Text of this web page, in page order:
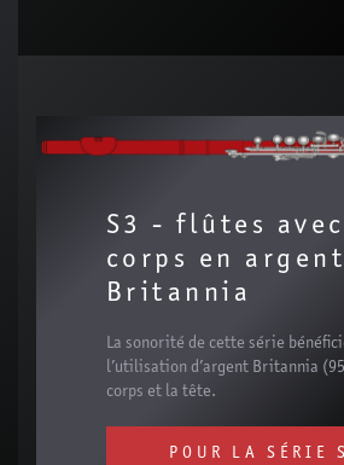
S3 - flûtes
corps en argent
Britannia
La sonorité de cette série
l’utilisation d’argent Britannia
corps et la tête.
POUR LA SÉRIE